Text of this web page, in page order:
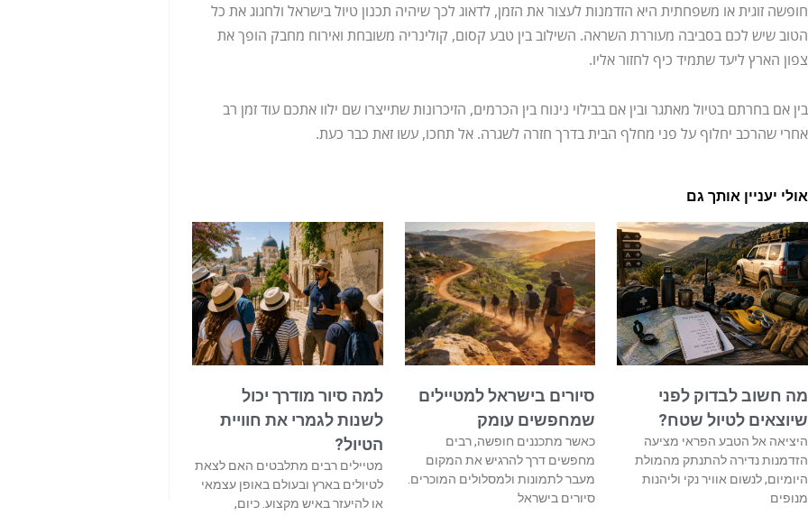
חופשה זוגית או משפחתית היא הזדמנות לעצור את הזמן, לדאוג לכך שיהיה תכנון טיול בישראל ולחגוג את כל
הטוב שיש לכם בסביבה מעוררת השראה. השילוב בין טבע קסום, קולינריה משובחת ואירוח מחבק הופך את
צפון הארץ ליעד שתמיד כיף לחזור אליו.
בין אם בחרתם בטיול מאתגר ובין אם בבילוי נינוח בין הכרמים, הזיכרונות שתייצרו שם ילוו אתכם עוד זמן רב
אחרי שהרכב יחלוף על פני מחלף הבית בדרך חזרה לשגרה. אל תחכו, עשו זאת כבר כעת.
אולי יעניין אותך גם
מה חשוב לבדוק לפני
שיוצאים לטיול שטח?
היציאה אל הטבע הפראי מציעה
הזדמנות נדירה להתנתק מהמולת
היומיום, לנשום אוויר נקי וליהנות
מנופים
סיורים בישראל למטיילים
שמחפשים עומק
כאשר מתכננים חופשה, רבים
מחפשים דרך להרגיש את המקום
מעבר לתמונות ולמסלולים המוכרים.
סיורים בישראל
למה סיור מודרך יכול
לשנות לגמרי את חוויית
הטיול?
מטיילים רבים מתלבטים האם לצאת
לטיולים בארץ ובעולם באופן עצמאי
או להיעזר באיש מקצוע. כיום,